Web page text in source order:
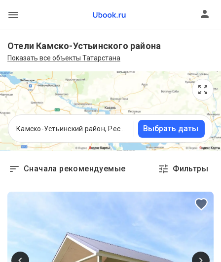
Отели Камско-Устьинского района
Показать все объекты Татарстана
Выбрать даты
Сначала рекомендуемые Фильтры